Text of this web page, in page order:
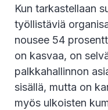
Kun tarkastellaan
työllistäviä
nousee 54
on kasvaa, on
palkkahallinnon
sisällä, mutta on
myös ulkoisten